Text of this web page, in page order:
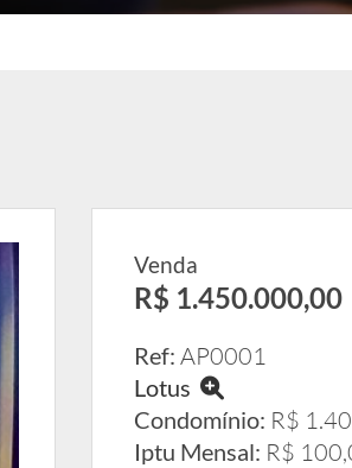
Venda
R$ 1.450.000,00
Ref: AP0001
Lotus
Condomínio: R$
Iptu Mensal: R$